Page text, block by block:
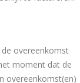
overeenkomst
moment dat de
overeenkomst(en)